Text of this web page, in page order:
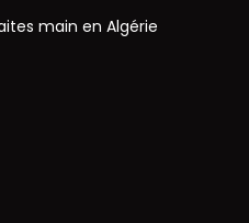
main en Algérie